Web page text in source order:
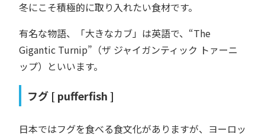
冬にこそ積極的に取り入れたい食材です。
有名な物語、「大きなカブ」は英語で、“The
Gigantic Turnip”（ザ ジャイガンティック トァーニ
ップ）といいます。
フグ [ pufferfish ]
日本ではフグを食べる食文化がありますが、ヨーロッ